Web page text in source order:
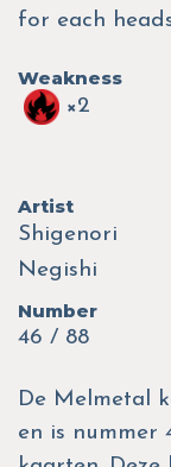
for each
Weakness
×2
Artist
Shigenori
Negishi
Number
46 / 88
De Melmetal
en is nummer